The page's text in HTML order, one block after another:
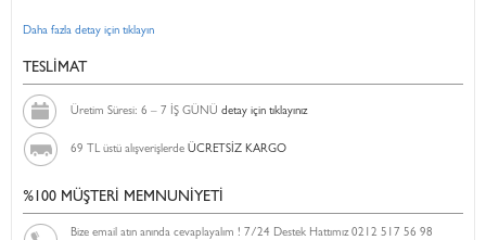
Daha fazla detay için tıklayın
TESLİMAT
Üretim Süresi: 6 – 7 İŞ GÜNÜ detay için tıklayınız
69 TL üstü alışverişlerde ÜCRETSİZ KARGO
%100 MÜŞTERİ MEMNUNİYETİ
Bize email atın anında cevaplayalım ! 7/24 Destek Hattımız 0212 517 56 98